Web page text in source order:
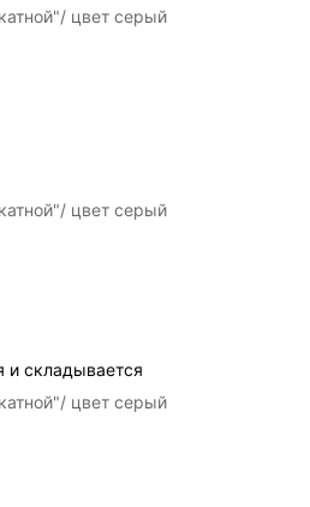
цвет серый
цвет серый
и складывается
цвет серый